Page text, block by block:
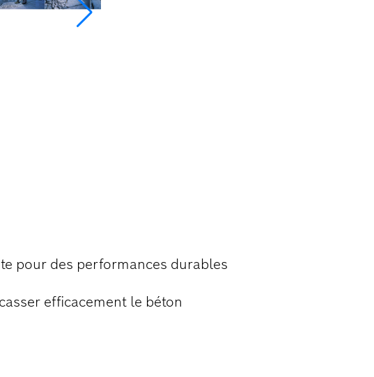
pour des performances durables
efficacement le béton